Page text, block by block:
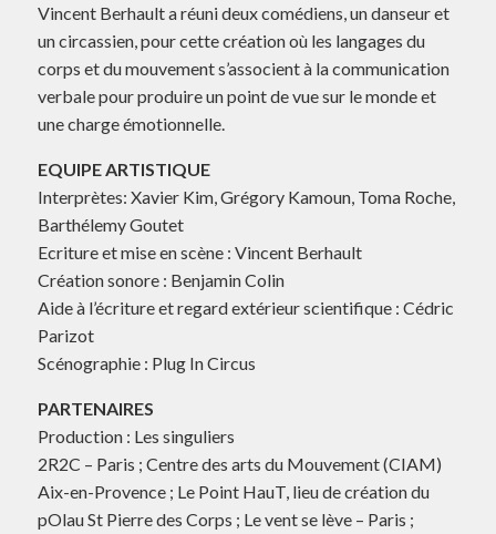
Vincent Berhault a réuni deux comédiens, un danseur et
un circassien, pour cette création où les langages du
corps et du mouvement s’associent à la communication
verbale pour produire un point de vue sur le monde et
une charge émotionnelle.
EQUIPE ARTISTIQUE
Interprètes: Xavier Kim, Grégory Kamoun, Toma Roche,
Barthélemy Goutet
Ecriture et mise en scène : Vincent Berhault
Création sonore : Benjamin Colin
Aide à l’écriture et regard extérieur scientifique : Cédric
Parizot
Scénographie : Plug In Circus
PARTENAIRES
Production : Les singuliers
2R2C – Paris ; Centre des arts du Mouvement (CIAM)
Aix-en-Provence ; Le Point HauT, lieu de création du
pOlau St Pierre des Corps ; Le vent se lève – Paris ;